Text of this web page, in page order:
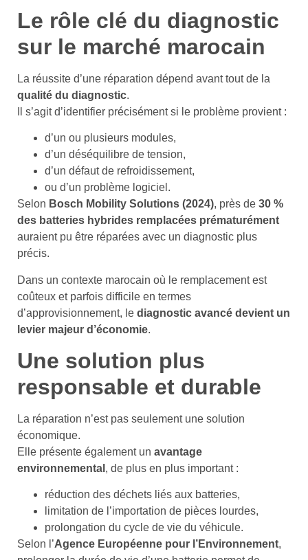
Le rôle clé du diagnostic
sur le marché marocain
La réussite d’une réparation dépend avant tout de la
qualité du diagnostic.
Il s’agit d’identifier précisément si le problème provient :
d’un ou plusieurs modules,
d’un déséquilibre de tension,
d’un défaut de refroidissement,
ou d’un problème logiciel.
Selon Bosch Mobility Solutions (2024), près de 30 %
des batteries hybrides remplacées prématurément
auraient pu être réparées avec un diagnostic plus
précis.
Dans un contexte marocain où le remplacement est
coûteux et parfois difficile en termes
d’approvisionnement, le diagnostic avancé devient un
levier majeur d’économie.
Une solution plus
responsable et durable
La réparation n’est pas seulement une solution
économique.
Elle présente également un avantage
environnemental , de plus en plus important :
réduction des déchets liés aux batteries,
limitation de l’importation de pièces lourdes,
prolongation du cycle de vie du véhicule.
Selon l’Agence Européenne pour l’Environnement,